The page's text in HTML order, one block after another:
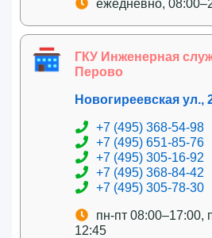
ежедневно,
ГКУ Инженерная
Перово
Новогиреевская ул.,
+7 (495) 368-54-98
+7 (495) 651-85-76
+7 (495) 305-16-92
+7 (495) 368-84-42
+7 (495) 305-78-30
пн-пт 08:00–17:00,
12:45